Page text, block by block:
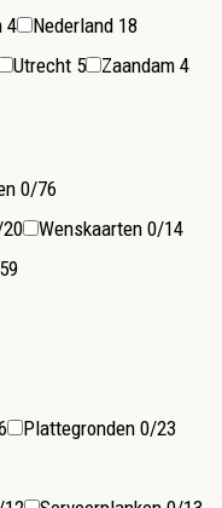
4 Nederland 18
Utrecht 5 Zaandam 4
0/76
Wenskaarten 0/14
Plattegronden 0/23